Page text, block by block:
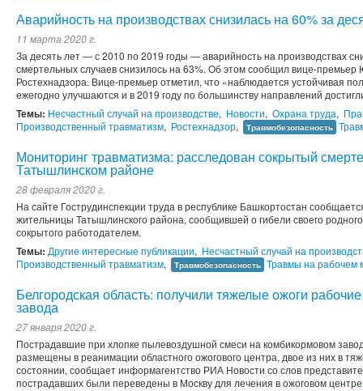
Аварийность на производствах снизилась на 60% за
11 марта 2020 г.
За десять лет ― с 2010 по 2019 годы ― аварийность на производствах
смертельных случаев снизилось на 63%. Об этом сообщил вице-премьер
Ростехнадзора. Вице-премьер отметил, что «наблюдается устойчивая
ежегодно улучшаются и в 2019 году по большинству направлений
Темы: Несчастный случай на производстве, Новости, Охрана труда,
Производственный травматизм, Ростехнадзор, Травмобезопасность
Мониторинг травматизма: расследован сокрытый
Татышлинском районе
28 февраля 2020 г.
На сайте Гострудинспекции труда в республике Башкортостан
жительницы Татышлинского района, сообщившей о гибели своего родного
сокрытого работодателем.
Темы: Другие интересные публикации, Несчастный случай на
Производственный травматизм, Травмобезопасность Травмы на рабочем
Белгородская область: получили тяжелые ожоги
завода
27 января 2020 г.
Пострадавшие при хлопке пылевоздушной смеси на комбикормовом
размещены в реанимации областного ожогового центра, двое из них в
состоянии, сообщает информагентство РИА Новости со слов
пострадавших были переведены в Москву для лечения в ожоговом